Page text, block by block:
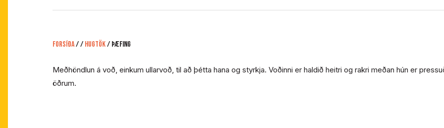
Forsíða// Hugtök/ ÞÆFING
Meðhöndlun á voð, einkum ullarvoð, til að þétta hana og styrkja. Voðinni er haldið heitri og rakri meðan hún er
öðrum.